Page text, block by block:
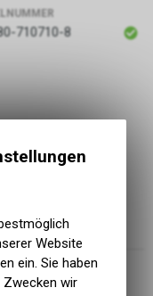
710710-8
Website
ein. Sie haben
Zwecken wir